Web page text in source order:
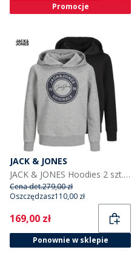
Promocje
JACK & JONES
JACK & JONES Hoodies 2 szt. dla chłopca kolor szary marglowy/czarny
Cena det.279,00 zł
Oszczędzasz110,00 zł
Current
169,00 zł
Ponownie w sklepie